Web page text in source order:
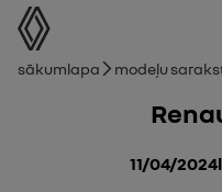
lietotāja rokasgrāmata
navigācijas ceļš
Sākumlapa Modeļu
11/04/2024